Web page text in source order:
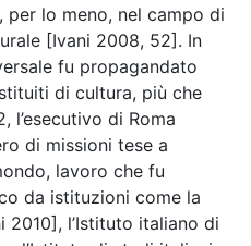
per lo meno, nel campo di
[Ivani 2008, 52]. In
fu propagandato
di cultura, più che
l’esecutivo di Roma
di missioni tese a
lavoro che fu
da istituzioni come la
2010], l’Istituto italiano di